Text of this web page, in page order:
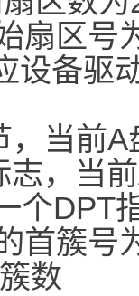
扇区号
设备驱
，当前
志，当
个DPT
首簇号
数